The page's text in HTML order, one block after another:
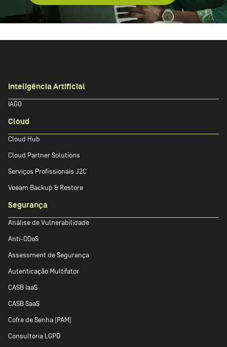
Inteligência Artificial
IAGO
Cloud
Cloud Hub
Cloud Partner Solutions
Serviços Profissionais J2C
Veeam Backup & Restore
Segurança
Análise de Vulnerabilidade
Anti-DDoS
Assessment de Segurança
Autenticação Multifator
CASB IaaS
CASB SaaS
Cofre de Senha (PAM)
Consultoria LGPD